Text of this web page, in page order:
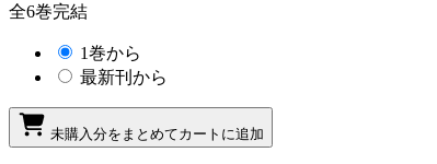
全6巻完結
1巻から
最新刊から
未購入分をまとめてカートに追加